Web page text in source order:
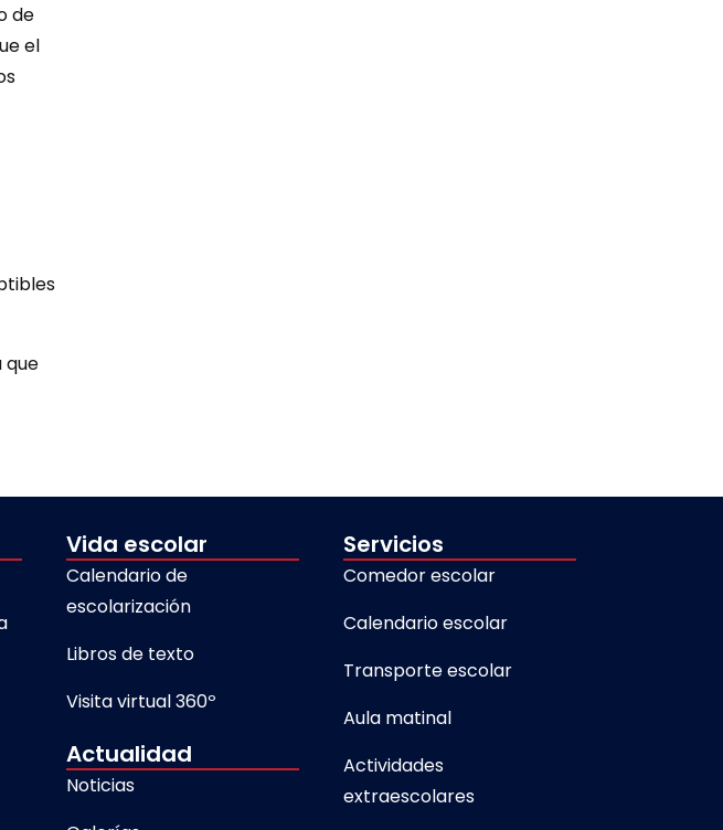
de
el
que
Vida escolar
Calendario de
escolarización
Libros de texto
Visita virtual 360º
Actualidad
Noticias
Servicios
Comedor escolar
Calendario escolar
Transporte escolar
Aula matinal
Actividades
extraescolares